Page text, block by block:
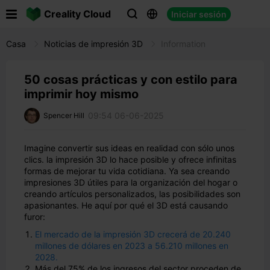
Creality Cloud   Iniciar sesión
Casa Noticias de impresión 3D
50 cosas prácticas y con estilo para
imprimir hoy mismo
Spencer Hill 09:54 06-06-2025
Imagine convertir sus ideas en realidad con sólo unos
clics. la impresión 3D lo hace posible y ofrece infinitas
formas de mejorar tu vida cotidiana. Ya sea creando
impresiones 3D útiles para la organización del hogar o
creando artículos personalizados, las posibilidades son
apasionantes. He aquí por qué el 3D está causando
furor:
El mercado de la impresión 3D crecerá de 20.240
millones de dólares en 2023 a 56.210 millones en
2028.